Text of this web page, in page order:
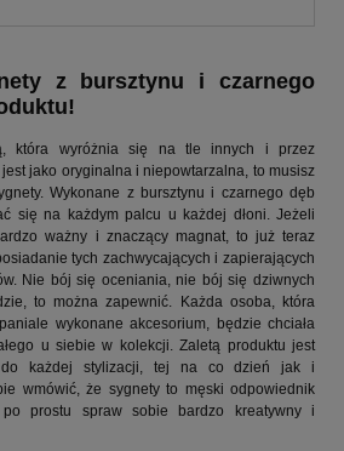
z bursztynu i czarnego
która wyróżnia się na tle innych i przez
jako oryginalna i niepowtarzalna, to musisz
Wykonane z bursztynu i czarnego dęb
się na każdym palcu u każdej dłoni. Jeżeli
ważny i znaczący magnat, to już teraz
tych zachwycających i zapierających
Nie bój się oceniania, nie bój się dziwnych
to można zapewnić. Każda osoba, która
wykonane akcesorium, będzie chciała
u siebie w kolekcji. Zaletą produktu jest
każdej stylizacji, tej na co dzień jak i
wmówić, że sygnety to męski odpowiednik
po prostu spraw sobie bardzo kreatywny i